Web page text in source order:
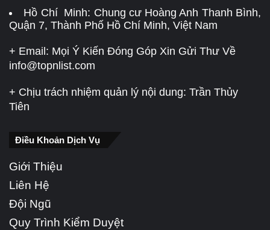
Hồ Chí Minh: Chung cư Hoàng Anh Thanh Bình,
Quận 7, Thành Phố Hồ Chí Minh, Việt Nam
+ Email: Mọi Ý Kiến Đóng Góp Xin Gửi Thư Về
info@topnlist.com
+ Chịu trách nhiệm quản lý nội dung: Trần Thủy
Tiên
Điều Khoản Dịch Vụ
Giới Thiệu
Liên Hệ
Đội Ngũ
Quy Trình Kiểm Duyệt